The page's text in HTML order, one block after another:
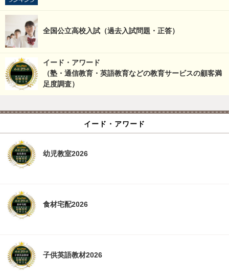
全国公立高校入試（過去入試問題・正答）
イード・アワード
（塾・通信教育・英語教育などの教育サービスの顧客満
足度調査）
イード・アワード
幼児教室2026
食材宅配2026
子供英語教材2026